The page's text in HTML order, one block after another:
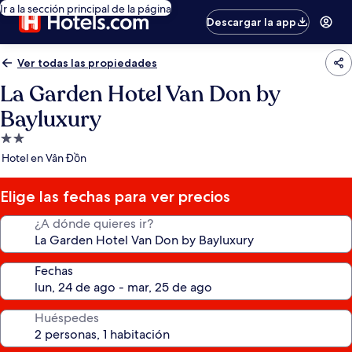
Ir a la sección principal de la página
Descargar la app
Ver todas las propiedades
La Garden Hotel Van Don by
Bayluxury
Propiedad
de
estrellas
Hotel en Vân Đồn
Elige las fechas para ver precios
¿A dónde quieres ir?
Fechas
Huéspedes